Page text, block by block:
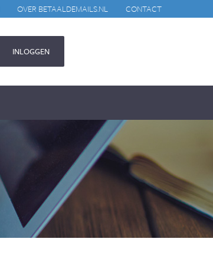
CONTACT
OVER BETAALDEMAILS.NL
INLOGGEN